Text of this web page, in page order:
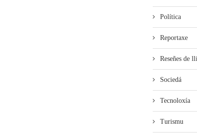
Política
Reportaxe
Reseñes de
Sociedá
Tecnoloxía
Turismu